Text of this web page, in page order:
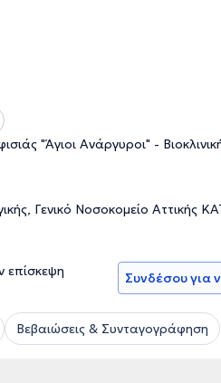
"Άγιοι Ανάργυροι" -
Γενικό Νοσοκομείο Αττικής
επίσκεψη
Συνδέσου για
Βεβαιώσεις & Συνταγογράφηση